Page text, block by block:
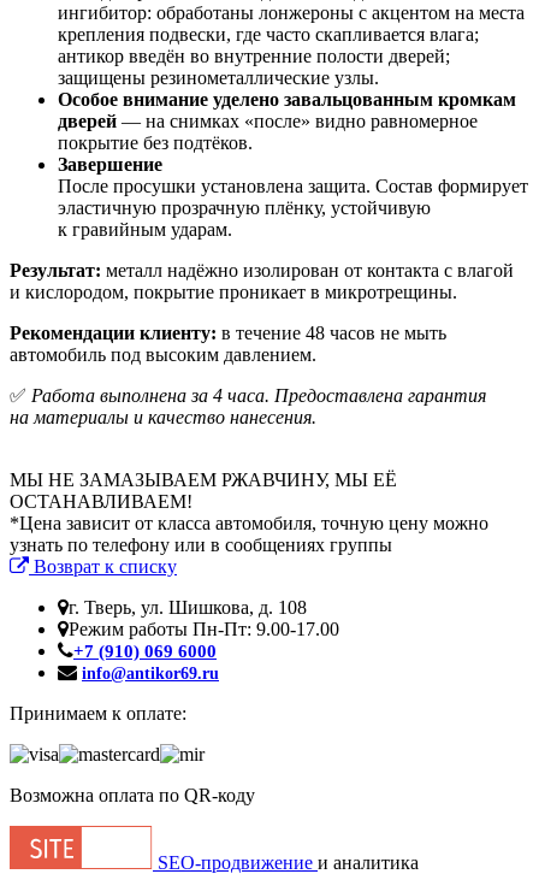
ингибитор: обработаны лонжероны с акцентом на места
крепления подвески, где часто скапливается влага;
антикор введён во внутренние полости дверей;
защищены резинометаллические узлы.
Особое внимание уделено завальцованным кромкам
дверей — на снимках «после» видно равномерное
покрытие без подтёков.
Завершение
После просушки установлена защита. Состав формирует
эластичную прозрачную плёнку, устойчивую
к гравийным ударам.
Результат: металл надёжно изолирован от контакта с влагой
и кислородом, покрытие проникает в микротрещины.
Рекомендации клиенту: в течение 48 часов не мыть
автомобиль под высоким давлением.
✅ Работа выполнена за 4 часа. Предоставлена гарантия
на материалы и качество нанесения.
МЫ НЕ ЗАМАЗЫВАЕМ РЖАВЧИНУ, МЫ ЕЁ
ОСТАНАВЛИВАЕМ!
*Цена зависит от класса автомобиля, точную цену можно
узнать по телефону или в сообщениях группы
Возврат к списку
г. Тверь, ул. Шишкова, д. 108
Режим работы Пн-Пт: 9.00-17.00
+7 (910) 069 6000
info@antikor69.ru
Принимаем к оплате:
Возможна оплата по QR-коду
SEO-продвижение и аналитика